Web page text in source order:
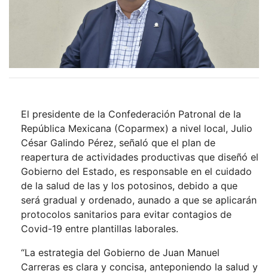
El presidente de la Confederación Patronal de la
República Mexicana (Coparmex) a nivel local, Julio
César Galindo Pérez, señaló que el plan de
reapertura de actividades productivas que diseñó el
Gobierno del Estado, es responsable en el cuidado
de la salud de las y los potosinos, debido a que
será gradual y ordenado, aunado a que se aplicarán
protocolos sanitarios para evitar contagios de
Covid-19 entre plantillas laborales.
“La estrategia del Gobierno de Juan Manuel
Carreras es clara y concisa, anteponiendo la salud y